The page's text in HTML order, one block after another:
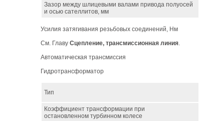
Зазор между шлицевыми валами привода полуосей
и осью сателлитов, мм
Усилия затягивания резьбовых соединений, Нм
См. ГлавуСцепление, трансмиссионная линия.
Автоматическая трансмиссия
Гидротрансформатор
Тип
Коэффициент трансформации при
остановленном турбинном колесе